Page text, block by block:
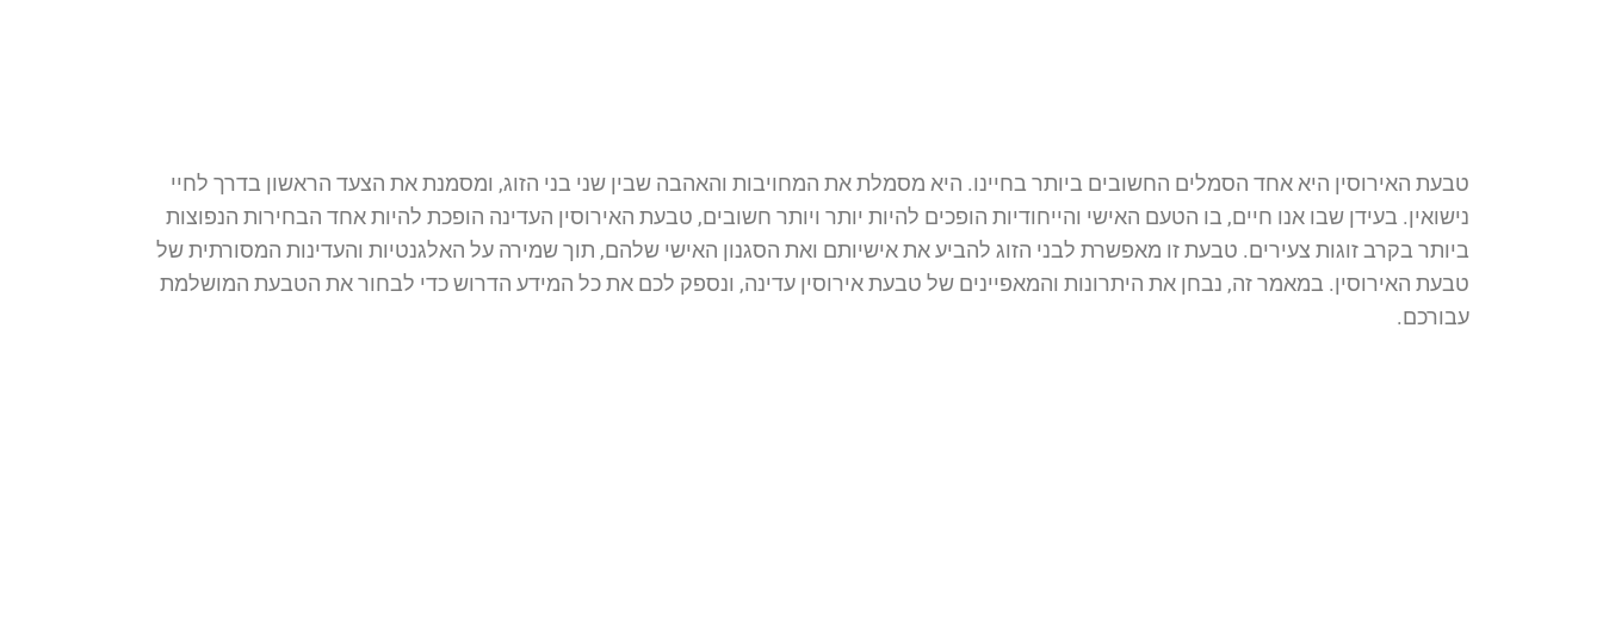
טבעת האירוסין היא אחד הסמלים החשובים ביותר בחיינו. היא מסמלת את המחויבות והאהבה שבין שני בני הזוג, ומסמנת את הצעד הראשון בדרך לחיי
נישואין. בעידן שבו אנו חיים, בו הטעם האישי והייחודיות הופכים להיות יותר ויותר חשובים, טבעת האירוסין העדינה הופכת להיות אחד הבחירות הנפוצות
ביותר בקרב זוגות צעירים. טבעת זו מאפשרת לבני הזוג להביע את אישיותם ואת הסגנון האישי שלהם, תוך שמירה על האלגנטיות והעדינות המסורתית של
טבעת האירוסין. במאמר זה, נבחן את היתרונות והמאפיינים של טבעת אירוסין עדינה, ונספק לכם את כל המידע הדרוש כדי לבחור את הטבעת המושלמת
עבורכם.